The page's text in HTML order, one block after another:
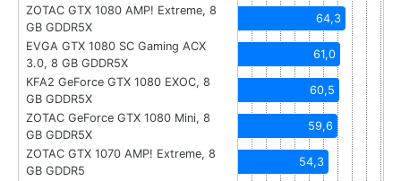
ZOTAC GTX 1080 AMP! Extreme, 8
GB GDDR5X
64,3
EVGA GTX 1080 SC Gaming ACX
3.0, 8 GB GDDR5X
61,0
KFA2 GeForce GTX 1080 EXOC, 8
GB GDDR5X
60,5
ZOTAC GeForce GTX 1080 Mini, 8
GB GDDR5X
59,6
ZOTAC GTX 1070 AMP! Extreme, 8
GB GDDR5
54,3